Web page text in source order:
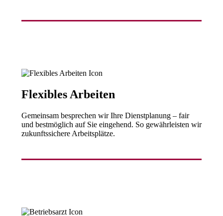
Flexibles Arbeiten
Gemeinsam besprechen wir Ihre Dienstplanung – fair
und bestmöglich auf Sie eingehend. So gewährleisten wir
zukunftssichere Arbeitsplätze.